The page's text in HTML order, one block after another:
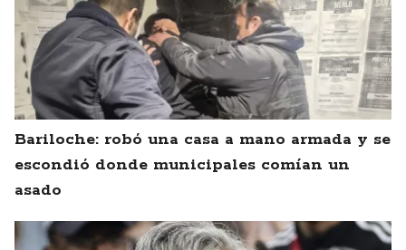
Bariloche: robó una casa a mano armada y se
escondió donde municipales comían un
asado